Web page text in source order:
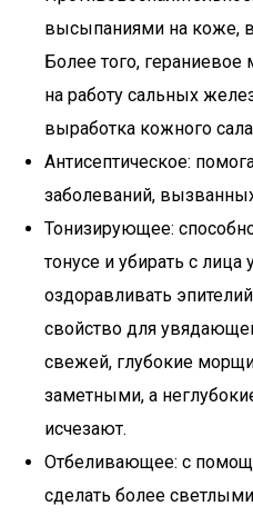
высыпаниями на коже,
Более того,
на работу сальных
выработка кожного
Антисептическое:
заболеваний,
Тонизирующее:
тонусе и убирать с лица
оздоравливать
свойство для
свежей, глубокие
заметными, а
исчезают.
Отбеливающее: с
сделать более